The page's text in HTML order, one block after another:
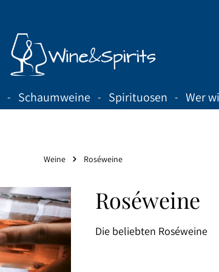
Schaumweine Spirituosen Wer
Weine Roséweine
Roséweine
Die beliebten Roséweine